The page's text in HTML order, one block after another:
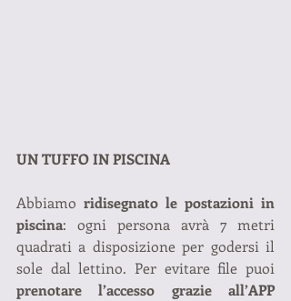
UN TUFFO IN PISCINA
Abbiamo ridisegnato le postazioni in
piscina: ogni persona avrà 7 metri
quadrati a disposizione per godersi il
prenotare l’accesso grazie all’APP